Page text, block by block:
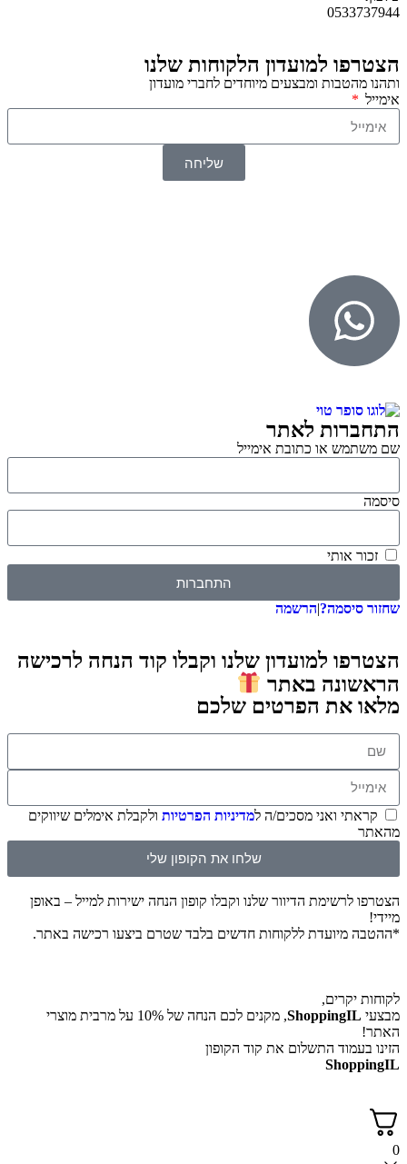
0533737944
הצטרפו למועדון הלקוחות שלנו
ותהנו מהטבות ומבצעים מיוחדים לחברי מועדון
אימייל
שליחה
התחברות לאתר
שם משתמש או כתובת אימייל
סיסמה
זכור אותי
התחברות
שחזור סיסמה?|הרשמה
הצטרפו למועדון שלנו וקבלו קוד הנחה לרכישה
הראשונה באתר
מלאו את הפרטים שלכם
קראתי ואני מסכים/ה למדיניות הפרטיות ולקבלת אימלים שיווקים
מהאתר
שלחו את הקופון שלי
הצטרפו לרשימת הדיוור שלנו וקבלו קופון הנחה ישירות למייל – באופן
מיידי!
*ההטבה מיועדת ללקוחות חדשים בלבד שטרם ביצעו רכישה באתר.
לקוחות יקרים,
מבצעי ShoppingIL
, מקנים לכם הנחה של 10% על מרבית מוצרי
האתר!
הזינו בעמוד התשלום את קוד הקופון
ShoppingIL
0